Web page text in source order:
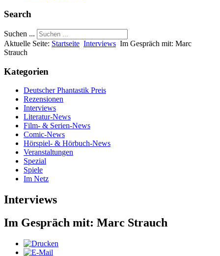
Search
Suchen ...
Aktuelle Seite: Startseite Interviews Im Gespräch mit: Marc
Strauch
Kategorien
Deutscher Phantastik Preis
Rezensionen
Interviews
Literatur-News
Film- & Serien-News
Comic-News
Hörspiel- & Hörbuch-News
Veranstaltungen
Spezial
Spiele
Im Netz
Interviews
Im Gespräch mit: Marc Strauch